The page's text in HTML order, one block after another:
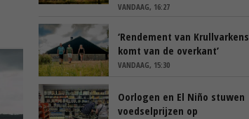
VANDAAG, 16:27
‘Rendement van Krullvarkens
komt van de overkant’
VANDAAG, 15:30
Oorlogen en El Niño stuwen
voedselprijzen op